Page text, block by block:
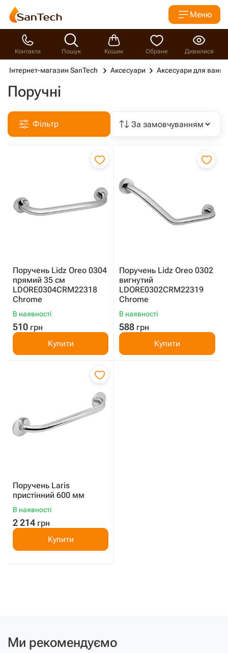
Меню
Контакти Пошук Кошик Обране Дивилися
Інтернет-магазин SanTech Аксесуари Аксесуари для
Поручні
Фільтр
Поручень Lidz Oreo 0304
прямий 35 см
LDORE0304CRM22318
Chrome
В наявності
510 грн
Купити
Поручень Lidz Oreo 0302
вигнутий
LDORE0302CRM22319
Chrome
В наявності
588 грн
Купити
Поручень Laris
пристінний 600 мм
В наявності
2 214 грн
Купити
Ми рекомендуємо